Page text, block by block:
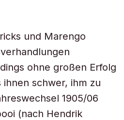
und Marengo
ohne großen Erfolg
schwer, ihm zu
1905/06
(nach Hendrik